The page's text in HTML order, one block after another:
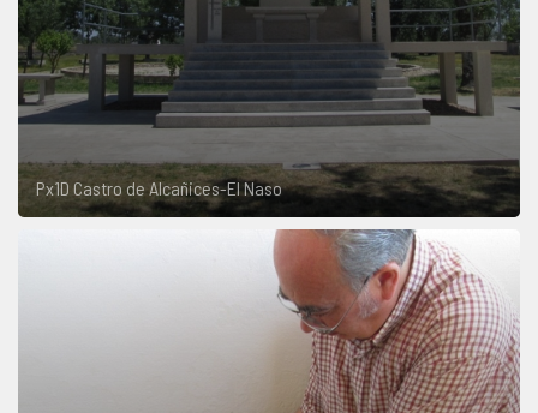
Px1D Castro de Alcañices-El Naso